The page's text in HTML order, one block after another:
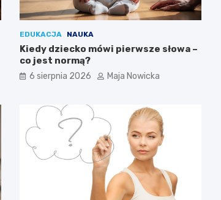
EDUKACJA NAUKA
Kiedy dziecko mówi pierwsze słowa –
co jest normą?
6 sierpnia 2026 Maja Nowicka